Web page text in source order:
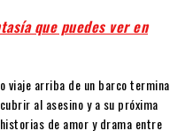
que puedes ver en
viaje arriba de un barco termina
al asesino y a su próxima
de amor y drama entre